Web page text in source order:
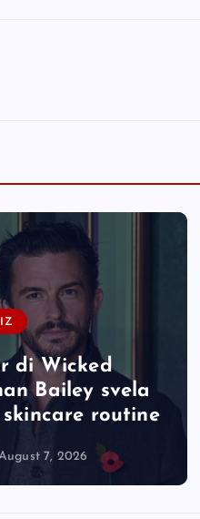
di Wicked
Bailey svela
routine
7, 2026